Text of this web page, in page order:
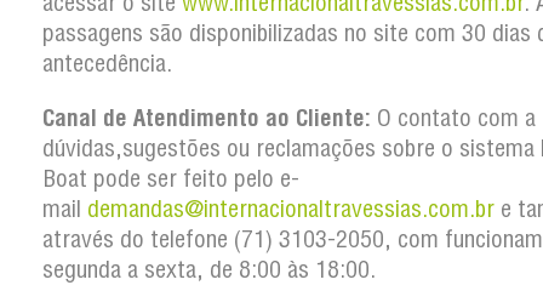
passagens são disponibilizadas no site com 30 dias
antecedência.
Canal de Atendimento ao Cliente: O contato com a
dúvidas,sugestões ou reclamações sobre o sistema
Boat pode ser feito pelo e-
mail demandas@internacionaltravessias.com.br e
através do telefone (71) 3103-2050, com
segunda a sexta, de 8:00 às 18:00.